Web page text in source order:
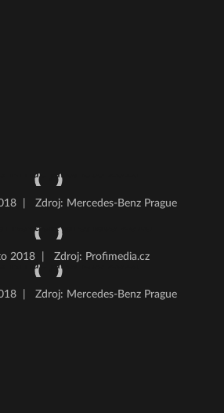
Zdroj: Mercedes-Benz Prague
2018 Zdroj: Profimedia.cz
Zdroj: Mercedes-Benz Prague